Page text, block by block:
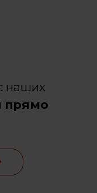
наших
прямо